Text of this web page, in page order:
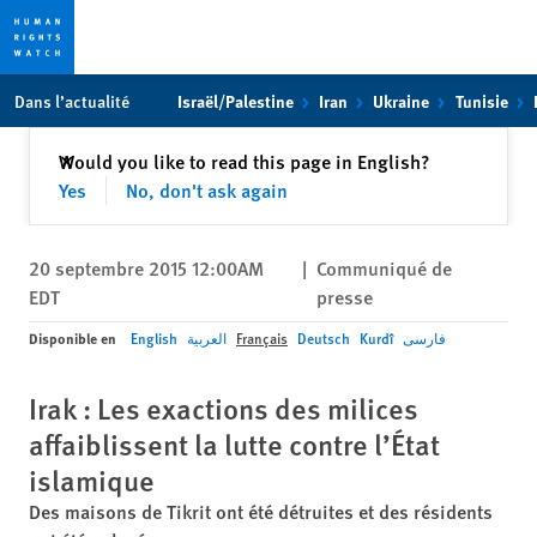
toto
content
Dans l’actualité Israël/Palestine Iran Ukraine Tunisie
Would you like to read this page in English?
Yes
No, don't ask again
✕Fermer
20 septembre 2015 12:00AM
EDT
| Communiqué de
presse
Disponible en English العربية Français Deutsch Kurdî فارسی
Irak : Les exactions des milices
affaiblissent la lutte contre l’État
islamique
Des maisons de Tikrit ont été détruites et des résidents